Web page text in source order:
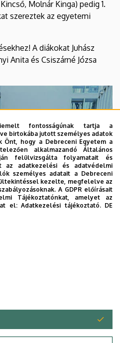
Molnár Kinga) pedig 1.
szereztek az egyetemi
A diákokat Juhász
Anita és Csiszárné Józsa
fontosságúnak tartja a
birtokába jutott személyes adatok
Önt, hogy a Debreceni Egyetem a
alkalmazandó Általános
felülvizsgálta folyamatait és
az adatkezelési és adatvédelmi
személyes adatait a Debreceni
kezelte, megfelelve az
A GDPR előírásait
Tájékoztatónkat, amelyet az
el:Adatkezelési tájékoztató. DE